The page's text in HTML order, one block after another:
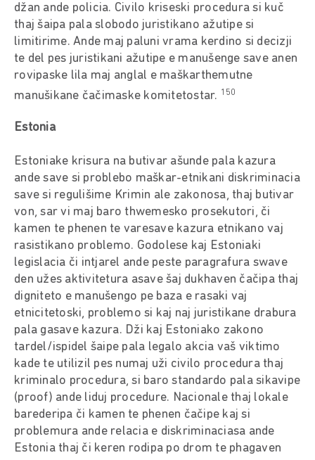
džan ande policia. Civilo kriseski procedura si kuč
thaj šaipa pala slobodo juristikano ažutipe si
limitirime. Ande maj paluni vrama kerdino si decizji
te del pes juristikani ažutipe e manušenge save anen
rovipaske lila maj anglal e maškarthemutne
manušikane čačimaske komitetostar. 150
Estonia
Estoniake krisura na butivar ašunde pala kazura
ande save si problebo maškar-etnikani diskriminacia
save si regulišime Krimin ale zakonosa, thaj butivar
von, sar vi maj baro thwemesko prosekutori, či
kamen te phenen te varesave kazura etnikano vaj
rasistikano problemo. Godolese kaj Estoniaki
legislacia či intjarel ande peste paragrafura swave
den užes aktivitetura asave šaj dukhaven čačipa thaj
digniteto e manušengo pe baza e rasaki vaj
etnicitetoski, problemo si kaj naj juristikane drabura
pala gasave kazura. Dži kaj Estoniako zakono
tardel/ispidel šaipe pala legalo akcia vaš viktimo
kade te utilizil pes numaj uži civilo procedura thaj
kriminalo procedura, si baro standardo pala sikavipe
(proof) ande liduj procedure. Nacionale thaj lokale
barederipa či kamen te phenen čačipe kaj si
problemura ande relacia e diskriminaciasa ande
Estonia thaj či keren rodipa po drom te phagaven